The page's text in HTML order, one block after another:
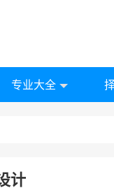
专业大全
计